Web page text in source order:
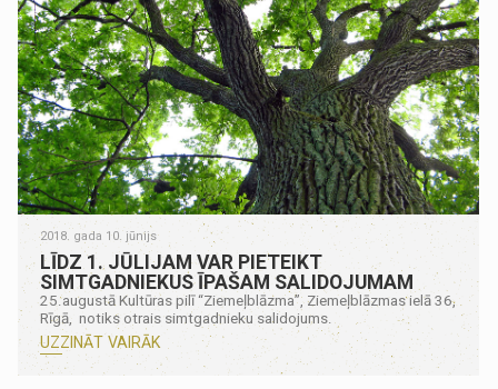
2018. gada 10. jūnijs
LĪDZ 1. JŪLIJAM VAR PIETEIKT
SIMTGADNIEKUS ĪPAŠAM SALIDOJUMAM
25.augustā Kultūras pilī “Ziemeļblāzma”, Ziemeļblāzmas ielā 36,
Rīgā, notiks otrais simtgadnieku salidojums.
UZZINĀT VAIRĀK